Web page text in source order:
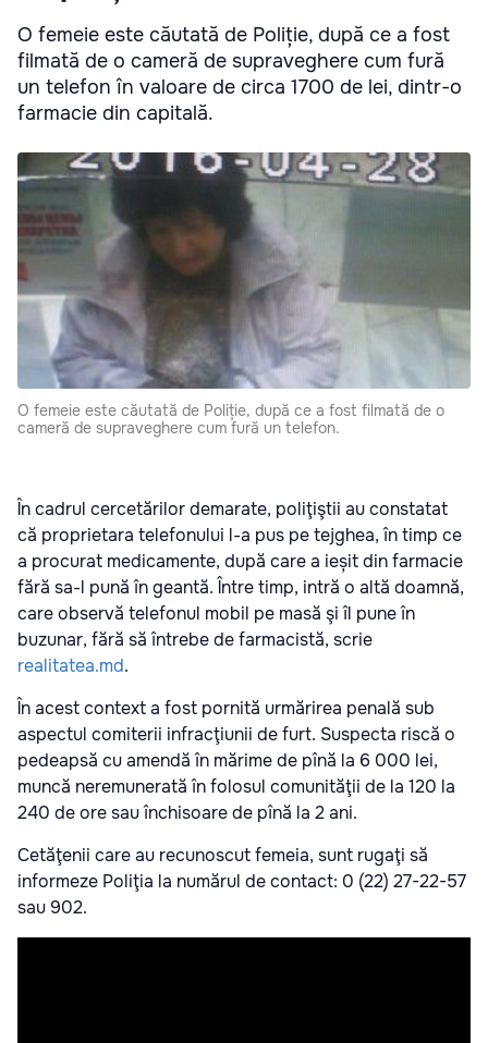
O femeie este căutată de Poliție, după ce a fost
filmată de o cameră de supraveghere cum fură
un telefon în valoare de circa 1700 de lei, dintr-o
farmacie din capitală.
O femeie este căutată de Poliție, după ce a fost filmată de o
cameră de supraveghere cum fură un telefon.
În cadrul cercetărilor demarate, poliţiştii au constatat
că proprietara telefonului l-a pus pe tejghea, în timp ce
a procurat medicamente, după care a ieșit din farmacie
fără sa-l pună în geantă. Între timp, intră o altă doamnă,
care observă telefonul mobil pe masă şi îl pune în
buzunar, fără să întrebe de farmacistă, scrie
realitatea.md.
În acest context a fost pornită urmărirea penală sub
aspectul comiterii infracţiunii de furt. Suspecta riscă o
pedeapsă cu amendă în mărime de pînă la 6 000 lei,
muncă neremunerată în folosul comunităţii de la 120 la
240 de ore sau închisoare de pînă la 2 ani.
Cetăţenii care au recunoscut femeia, sunt rugaţi să
informeze Poliţia la numărul de contact: 0 (22) 27-22-57
sau 902.